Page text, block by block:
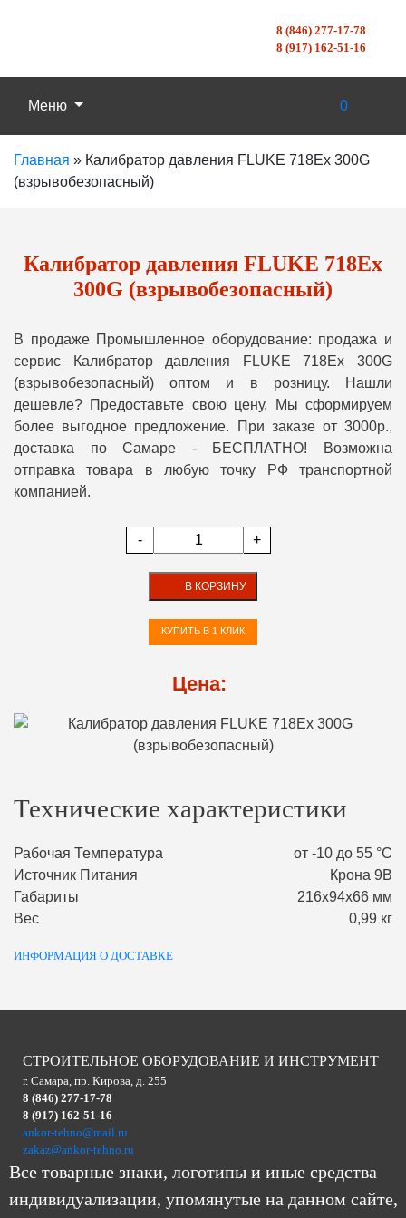
8 (846) 277-17-78
8 (917) 162-51-16
Меню 0
Главная » Калибратор давления FLUKE 718Ex 300G
(взрывобезопасный)
Калибратор давления FLUKE 718Ex
300G (взрывобезопасный)
В продаже Промышленное оборудование: продажа и
сервис Калибратор давления FLUKE 718Ex 300G
(взрывобезопасный) оптом и в розницу. Нашли
дешевле? Предоставьте свою цену, Мы сформируем
более выгодное предложение. При заказе от 3000р.,
доставка по Самаре - БЕСПЛАТНО! Возможна
отправка товара в любую точку РФ транспортной
компанией.
- +
В КОРЗИНУ
КУПИТЬ В 1 КЛИК
Цена:
Технические характеристики
Рабочая Температура
от -10 до 55 °С
Источник Питания
Крона 9В
Габариты
216х94х66 мм
Вес
0,99 кг
ИНФОРМАЦИЯ О ДОСТАВКЕ
СТРОИТЕЛЬНОЕ ОБОРУДОВАНИЕ И ИНСТРУМЕНТ
г. Самара, пр. Кирова, д. 255
8 (846) 277-17-78
8 (917) 162-51-16
ankor-tehno@mail.ru
zakaz@ankor-tehno.ru
Все товарные знаки, логотипы и иные средства
индивидуализации, упомянутые на данном сайте,